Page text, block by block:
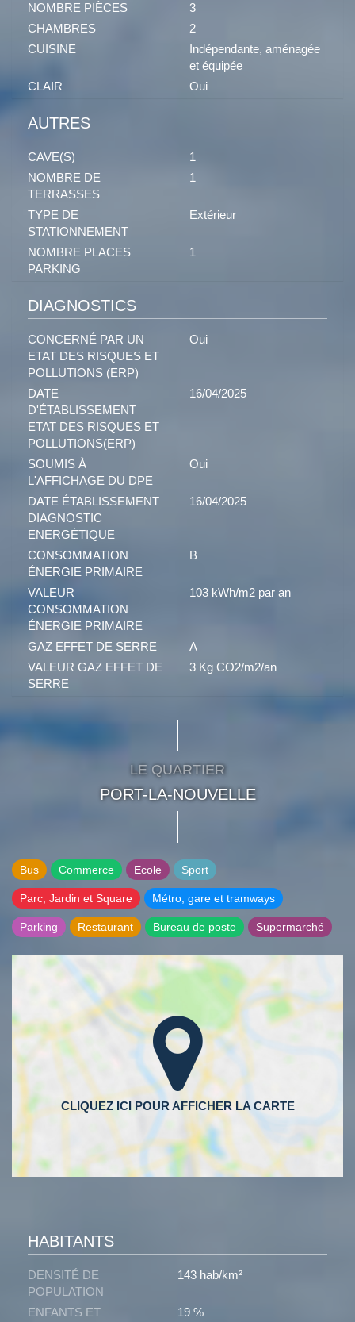
NOMBRE PIÈCES
3
CHAMBRES
2
CUISINE
Indépendante, aménagée
et équipée
CLAIR
Oui
AUTRES
CAVE(S)
1
NOMBRE DE
TERRASSES
1
TYPE DE
STATIONNEMENT
Extérieur
NOMBRE PLACES
PARKING
1
DIAGNOSTICS
CONCERNÉ PAR UN
ETAT DES RISQUES ET
POLLUTIONS (ERP)
Oui
DATE
D'ÉTABLISSEMENT
ETAT DES RISQUES ET
POLLUTIONS(ERP)
16/04/2025
SOUMIS À
L'AFFICHAGE DU DPE
Oui
DATE ÉTABLISSEMENT
DIAGNOSTIC
ENERGÉTIQUE
16/04/2025
CONSOMMATION
ÉNERGIE PRIMAIRE
B
VALEUR
CONSOMMATION
ÉNERGIE PRIMAIRE
103 kWh/m2 par an
GAZ EFFET DE SERRE
A
VALEUR GAZ EFFET DE
SERRE
3 Kg CO2/m2/an
LE QUARTIER
PORT-LA-NOUVELLE
Bus Commerce Ecole Sport
Parc, Jardin et Square Métro, gare et tramways
Parking Restaurant Bureau de poste Supermarché
HABITANTS
DENSITÉ DE
POPULATION
143 hab/km²
ENFANTS ET
19 %